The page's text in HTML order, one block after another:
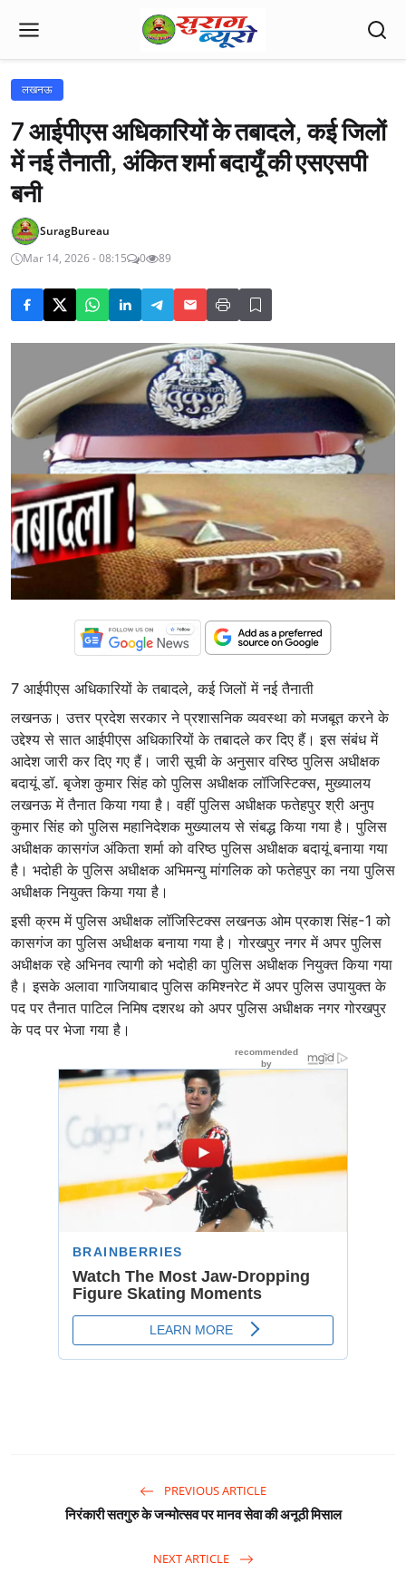
लखनऊ
7 आईपीएस अधिकारियों के तबादले, कई जिलों
में नई तैनाती, अंकित शर्मा बदायूँ की एसएसपी
बनी
SuragBureau
Mar 14, 2026 - 08:15
0 89
7 आईपीएस अधिकारियों के तबादले, कई जिलों में नई तैनाती
लखनऊ। उत्तर प्रदेश सरकार ने प्रशासनिक व्यवस्था को मजबूत करने के
उद्देश्य से सात आईपीएस अधिकारियों के तबादले कर दिए हैं। इस संबंध में
आदेश जारी कर दिए गए हैं। जारी सूची के अनुसार वरिष्ठ पुलिस अधीक्षक
बदायूं डॉ. बृजेश कुमार सिंह को पुलिस अधीक्षक लॉजिस्टिक्स, मुख्यालय
लखनऊ में तैनात किया गया है। वहीं पुलिस अधीक्षक फतेहपुर श्री अनुप
कुमार सिंह को पुलिस महानिदेशक मुख्यालय से संबद्ध किया गया है। पुलिस
अधीक्षक कासगंज अंकिता शर्मा को वरिष्ठ पुलिस अधीक्षक बदायूं बनाया गया
है। भदोही के पुलिस अधीक्षक अभिमन्यु मांगलिक को फतेहपुर का नया पुलिस
अधीक्षक नियुक्त किया गया है।
इसी क्रम में पुलिस अधीक्षक लॉजिस्टिक्स लखनऊ ओम प्रकाश सिंह-1 को
कासगंज का पुलिस अधीक्षक बनाया गया है। गोरखपुर नगर में अपर पुलिस
अधीक्षक रहे अभिनव त्यागी को भदोही का पुलिस अधीक्षक नियुक्त किया गया
है। इसके अलावा गाजियाबाद पुलिस कमिश्नरेट में अपर पुलिस उपायुक्त के
पद पर तैनात पाटिल निमिष दशरथ को अपर पुलिस अधीक्षक नगर गोरखपुर
के पद पर भेजा गया है।
PREVIOUS ARTICLE
निरंकारी सतगुरु के जन्मोत्सव पर मानव सेवा की अनूठी मिसाल
NEXT ARTICLE